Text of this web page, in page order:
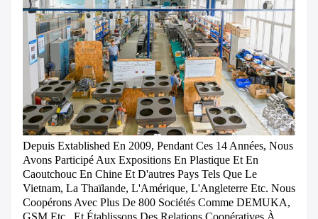
Depuis Extablished En 2009, Pendant Ces 14 Années, Nous
Avons Participé Aux Expositions En Plastique Et En
Caoutchouc En Chine Et D'autres Pays Tels Que Le
Vietnam, La Thaïlande, L'Amérique, L'Angleterre Etc. Nous
Coopérons Avec Plus De 800 Sociétés Comme DEMUKA,
GSM Etc., Et Établissons Des Relations Coopératives À